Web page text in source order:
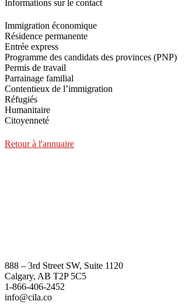
Informations sur le contact
Immigration économique
Résidence permanente
Entrée express
Programme des candidats des provinces (PNP)
Permis de travail
Parrainage familial
Contentieux de l’immigration
Réfugiés
Humanitaire
Citoyenneté
Retour à l'annuaire
888 – 3rd Street SW, Suite 1120
Calgary, AB T2P 5C5
1-866-406-2452
info@cila.co